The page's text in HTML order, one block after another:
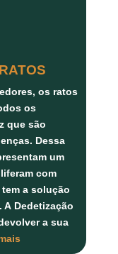
os ratos
os
que são
Dessa
um
com
a solução
A Dedetização
a sua